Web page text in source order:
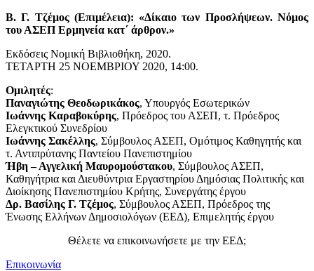
Β. Γ. Τζέμος (Επιμέλεια): «Δίκαιο των Προσλήψεων. Νόμος
του ΑΣΕΠ Ερμηνεία κατ΄ άρθρον.»
Εκδόσεις Νομική Βιβλιοθήκη, 2020.
ΤETAPTH 25 NOEMBΡΙΟΥ 2020, 14:00.
Ομιλητές:
Παναγιώτης Θεοδωρικάκος, Υπουργός Εσωτερικών
Ιωάννης Καραβοκύρης, Πρόεδρος του ΑΣΕΠ, τ. Πρόεδρος
Ελεγκτικού Συνεδρίου
Ιωάννης Σακέλλης, Σύμβουλος ΑΣΕΠ, Ομότιμος Καθηγητής και
τ. Αντιπρύτανης Παντείου Πανεπιστημίου
Ήβη – Αγγελική Μαυρομούστακου, Σύμβουλος ΑΣΕΠ,
Καθηγήτρια και Διευθύντρια Εργαστηρίου Δημόσιας Πολιτικής και
Διοίκησης Πανεπιστημίου Κρήτης, Συνεργάτης έργου
Δρ. Βασίλης Γ. Τζέμος, Σύμβουλος ΑΣΕΠ, Πρόεδρος της
Ένωσης Ελλήνων Δημοσιολόγων (ΕΕΔ), Επιμελητής έργου
Θέλετε να επικοινωνήσετε με την ΕΕΔ;
Επικοινωνία